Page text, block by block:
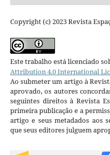
Copyright (c) 2023 Revista
Este trabalho está licenciado
Attribution 4.0 International
Ao submeter um artigo à
aprovado, os autores
seguintes direitos à Revista
primeira publicação e a
artigo e seus metadados aos
que seus editores julguem